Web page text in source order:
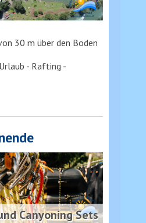
30 m über den Boden
- Rafting -
Canyoning Sets